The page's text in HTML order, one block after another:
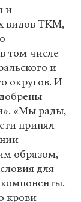
и
видов ТКМ,
том числе
и
округов. И
«Мы рады,
принял
образом,
для
крови